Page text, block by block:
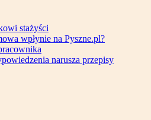
stażyści
wpłynie na Pyszne.pl?
narusza przepisy